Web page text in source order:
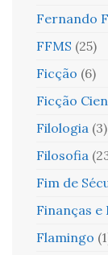
Fernando
FFMS (25)
Ficção (6)
Ficção
Filologia (3)
Filosofia
Fim de
Finanças
Flamingo